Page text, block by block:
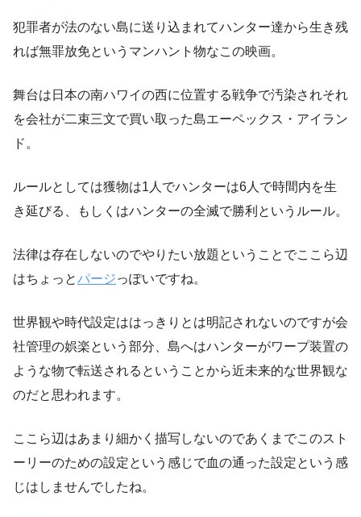
犯罪者が法のない島に送り込まれてハンター達から生き残
れば無罪放免というマンハント物なこの映画。
舞台は日本の南ハワイの西に位置する戦争で汚染されそれ
を会社が二束三文で買い取った島エーペックス・アイラン
ド。
ルールとしては獲物は1人でハンターは6人で時間内を生
き延びる、もしくはハンターの全滅で勝利というルール。
法律は存在しないのでやりたい放題ということでここら辺
はちょっとパージっぽいですね。
世界観や時代設定ははっきりとは明記されないのですが会
社管理の娯楽という部分、島へはハンターがワープ装置の
ような物で転送されるということから近未来的な世界観な
のだと思われます。
ここら辺はあまり細かく描写しないのであくまでこのスト
ーリーのための設定という感じで血の通った設定という感
じはしませんでしたね。